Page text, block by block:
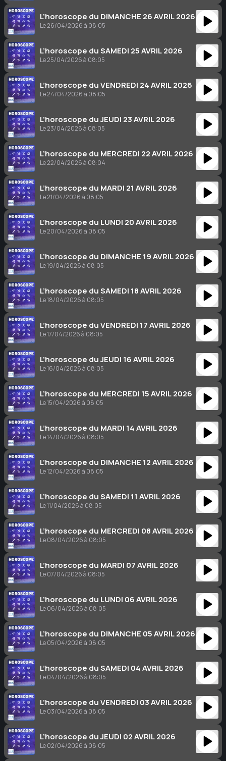
L’horoscope du DIMANCHE 26 AVRIL 2026
Le 26/04/2026 à 08:05
L’horoscope du SAMEDI 25 AVRIL 2026
Le 25/04/2026 à 08:05
L’horoscope du VENDREDI 24 AVRIL 2026
Le 24/04/2026 à 08:05
L’horoscope du JEUDI 23 AVRIL 2026
Le 23/04/2026 à 08:05
L’horoscope du MERCREDI 22 AVRIL 2026
Le 22/04/2026 à 08:04
L’horoscope du MARDI 21 AVRIL 2026
Le 21/04/2026 à 08:05
L’horoscope du LUNDI 20 AVRIL 2026
Le 20/04/2026 à 08:05
L’horoscope du DIMANCHE 19 AVRIL 2026
Le 19/04/2026 à 08:05
L’horoscope du SAMEDI 18 AVRIL 2026
Le 18/04/2026 à 08:05
L’horoscope du VENDREDI 17 AVRIL 2026
Le 17/04/2026 à 08:05
L’horoscope du JEUDI 16 AVRIL 2026
Le 16/04/2026 à 08:05
L’horoscope du MERCREDI 15 AVRIL 2026
Le 15/04/2026 à 08:05
L’horoscope du MARDI 14 AVRIL 2026
Le 14/04/2026 à 08:05
L’horoscope du DIMANCHE 12 AVRIL 2026
Le 12/04/2026 à 08:05
L’horoscope du SAMEDI 11 AVRIL 2026
Le 11/04/2026 à 08:05
L’horoscope du MERCREDI 08 AVRIL 2026
Le 08/04/2026 à 08:05
L’horoscope du MARDI 07 AVRIL 2026
Le 07/04/2026 à 08:05
L’horoscope du LUNDI 06 AVRIL 2026
Le 06/04/2026 à 08:05
L’horoscope du DIMANCHE 05 AVRIL 2026
Le 05/04/2026 à 08:05
L’horoscope du SAMEDI 04 AVRIL 2026
Le 04/04/2026 à 08:05
L’horoscope du VENDREDI 03 AVRIL 2026
Le 03/04/2026 à 08:05
L’horoscope du JEUDI 02 AVRIL 2026
Le 02/04/2026 à 08:05